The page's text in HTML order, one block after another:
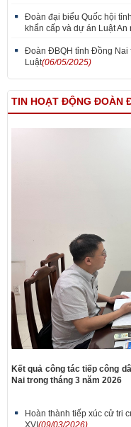
Đoàn đại biểu Quốc hội
khẩn cấp và dự án Luật An
Đoàn ĐBQH tỉnh Đồng Nai
Luật(06/05/2025)
TIN HOẠT ĐỘNG ĐOÀN
Kết quả công tác tiếp công
Nai trong tháng 3 năm 2026
Hoàn thành tiếp xúc cử tri